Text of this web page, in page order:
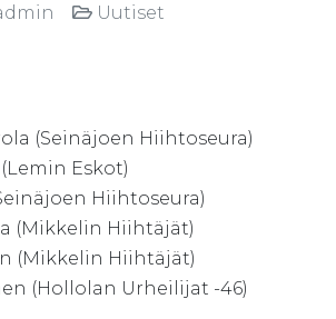
Uutiset
(Seinäjoen Hiihtoseura)
Eskot)
Hiihtoseura)
(Mikkelin Hiihtäjät)
(Mikkelin Hiihtäjät)
(Hollolan Urheilijat -46)